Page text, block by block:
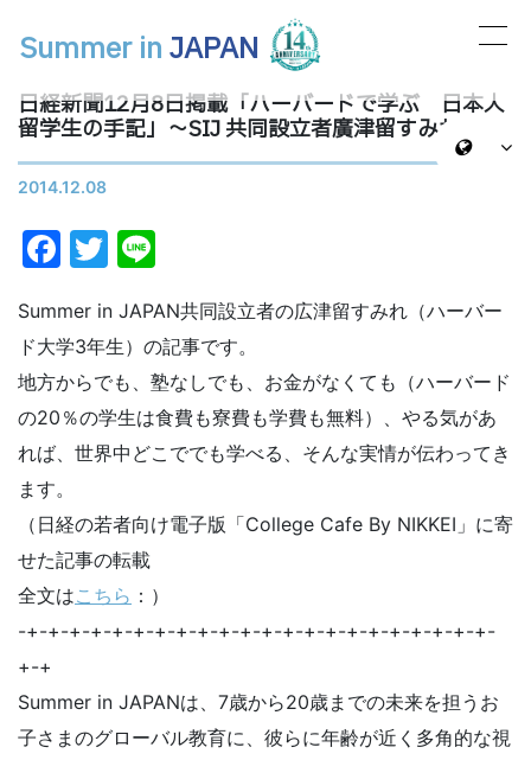
メインナビゲーション
Summer inJAPAN
日経新聞12月8日掲載「ハーバードで学ぶ 日本人
留学生の手記」〜SIJ 共同設立者廣津留すみれ
2014.12.08
Facebook
Twitter
Summer in JAPAN共同設立者の広津留すみれ（ハーバー
ド大学3年生）の記事です。
地方からでも、塾なしでも、お金がなくても（ハーバード
の20％の学生は食費も寮費も学費も無料）、やる気があ
れば、世界中どこででも学べる、そんな実情が伝わってき
ます。
（日経の若者向け電子版「College Cafe By NIKKEI」に寄
せた記事の転載
全文はこちら ：）
-+-+-+-+-+-+-+-+-+-+-+-+-+-+-+-+-+-+-+-+-+-+-
+-+
Summer in JAPANは、7歳から20歳までの未来を担うお
子さまのグローバル教育に、彼らに年齢が近く多角的な視